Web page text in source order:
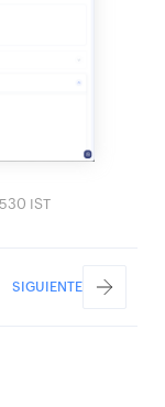
IST
SIGUIENTE